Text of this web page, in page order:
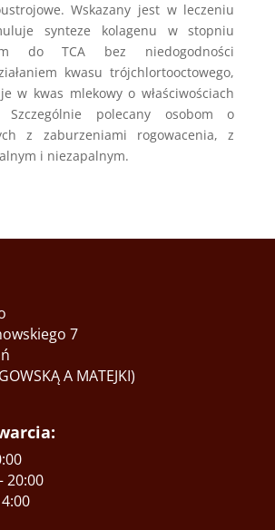
Wskazany jest w leczeniu
synteze kolagenu w stopniu
do TCA bez niedogodności
kwasu trójchlortooctowego,
w kwas mlekowy o właściwościach
Szczególnie polecany osobom o
z zaburzeniami rogowacenia, z
i niezapalnym.
7
A MATEJKI)
20:00